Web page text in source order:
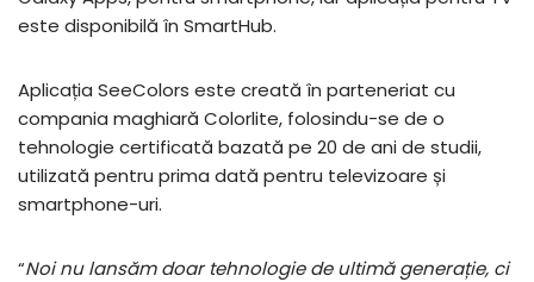
este disponibilă în SmartHub.
Aplicația SeeColors este creată în parteneriat cu
compania maghiară Colorlite, folosindu-se de o
tehnologie certificată bazată pe 20 de ani de studii,
utilizată pentru prima dată pentru televizoare și
smartphone-uri.
“Noi nu lansăm doar tehnologie de ultimă generație, ci